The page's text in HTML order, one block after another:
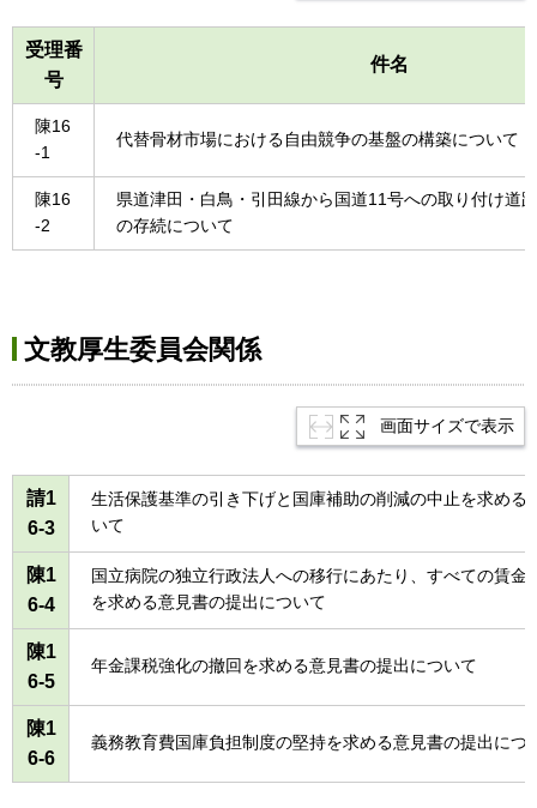
受理番
号
件名
陳16
-1
代替骨材市場における自由競争の基盤の構築について
陳16
-2
県道津田・白鳥・引田線から国道11号への取り付け道
の存続について
文教厚生委員会関係
画面サイズで表示
請1
6-3
生活保護基準の引き下げと国庫補助の削減の中止を求める
いて
陳1
6-4
国立病院の独立行政法人への移行にあたり、すべての賃金
を求める意見書の提出について
陳1
6-5
年金課税強化の撤回を求める意見書の提出について
陳1
6-6
義務教育費国庫負担制度の堅持を求める意見書の提出につ